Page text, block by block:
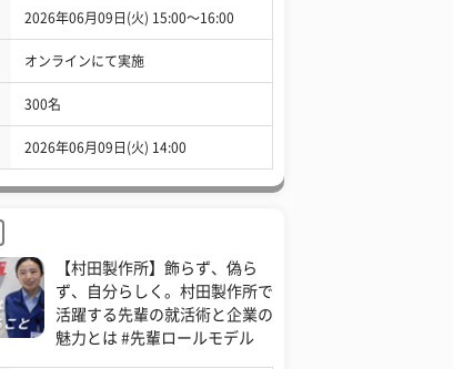
2026年06月09日(火) 15:00〜16:00
オンラインにて実施
300名
2026年06月09日(火) 14:00
【村田製作所】飾らず、偽ら
ず、自分らしく。村田製作所で
活躍する先輩の就活術と企業の
魅力とは #先輩ロールモデル